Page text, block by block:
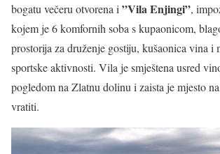
bogatu večeru otvorena i”Vila Enjingi”,
kojem je 6 komfornih soba s kupaonicom,
prostorija za druženje gostiju, kušaonica vina i
sportske aktivnosti. Vila je smještena usred
pogledom na Zlatnu dolinu i zaista je mjesto
vratiti.